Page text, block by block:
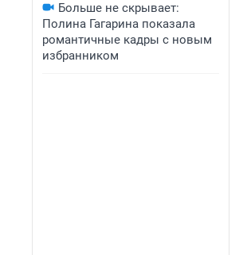
Больше не скрывает:
Полина Гагарина показала
романтичные кадры с новым
избранником